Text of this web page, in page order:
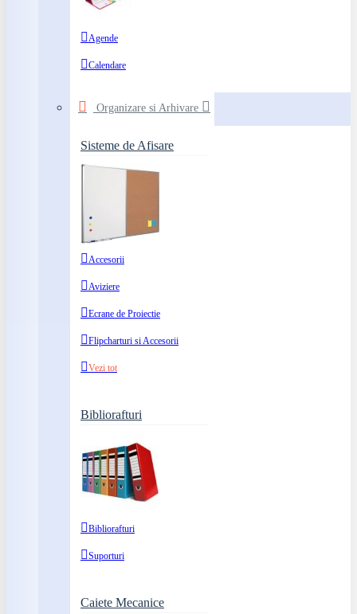
Agende
Calendare
Organizare si Arhivare
Sisteme de Afisare
Accesorii
Aviziere
Ecrane de Proiectie
Flipcharturi si Accesorii
Vezi tot
Bibliorafturi
Bibliorafturi
Suporturi
Caiete Mecanice